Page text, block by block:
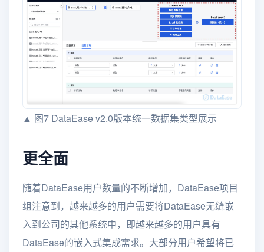
▲ 图7 DataEase v2.0版本统一数据集类型展示
更全面
随着DataEase用户数量的不断增加，DataEase项目
组注意到，越来越多的用户需要将DataEase无缝嵌
入到公司的其他系统中，即越来越多的用户具有
DataEase的嵌入式集成需求。大部分用户希望将已